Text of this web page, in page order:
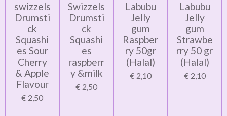
swizzels
Drumsti
ck
Squashi
es Sour
Cherry
& Apple
Flavour
€ 2,50
Swizzels
Drumsti
ck
Squashi
es
raspberr
y &milk
€ 2,50
Labubu
Jelly
gum
Raspber
ry 50gr
(Halal)
€ 2,10
Labubu
Jelly
gum
Strawbe
rry 50 gr
(Halal)
€ 2,10